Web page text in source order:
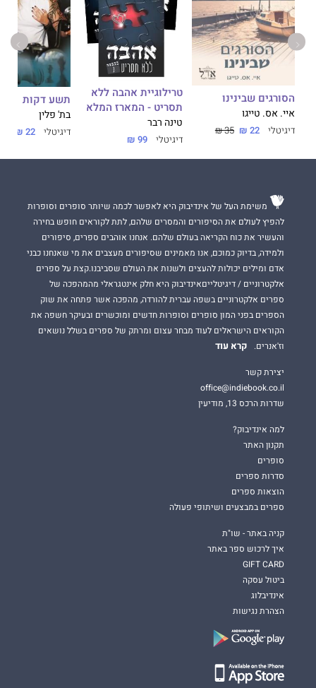
הסורגים שבינינו
איי. אס. טייגו
דיגיטלי 22 ₪
35 ₪
טרילוגיית אהבה ללא
תסריט - המארז המלא
טינה רבר
דיגיטלי 99 ₪
תשע דקות
בת' פלין
דיגיטלי 22 ₪
משימת העל של אינדיבוק היא לאפשר לכמה שיותר סופרים וסופרות
להפיץ לעולם את הסיפורים והמסרים שלהם, לתת לקוראים חופש בחירה
והעשיר את כוח הקריאה בעולם שלהם. אנחנו אוהבים ספרים, סיפורים
ולמידה, בדיוק כמוכם, אנו מאמינים שסיפורים מעצבים את מי שאנחנו כבני
אדם ומילים יכולות להעצים ולשנות את העולם שסביבנו.קצת על ספרים
אלקטרוניים / דיגיטלייםאינדיבוק היא חלק אינטגראלי מהמהפכה של
ספרים אלקטרוניים בשפה עברית להורדה, מהפכה אשר פתחה את שוק
הספרים בפני המון סופרים וסופרות חדשים ומוכשרים ובעיקר חשפה את
הקוראים הישראלים לעוד מבחר עצום ומרתק של ספרים בשלל נושאים
וז'אנרים.
קרא עוד
יצירת קשר
office@indiebook.co.il
שדרות הרכס 13, מודיעין
למה אינדיבוק?
תקנון האתר
סופרים
סדרות ספרים
הוצאות ספרים
ספרים במבצעים ושיתופי פעולה
קניה באתר - שו"ת
איך לרכוש ספר באתר
GIFT CARD
ביטול עסקה
אינדיבלוג
הצהרת נגישות